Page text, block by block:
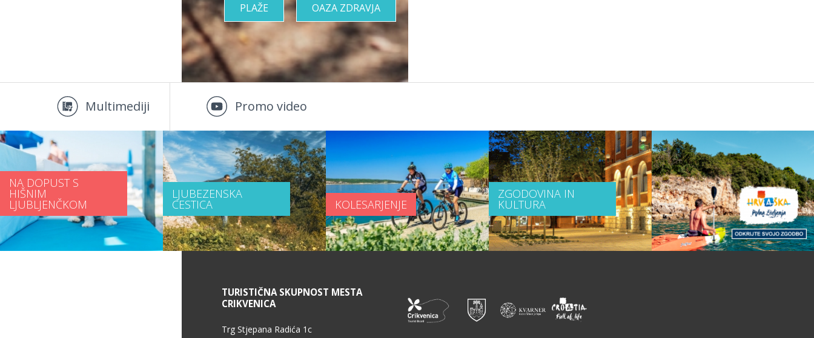
OAZA ZDRAVJA
PLAŽE
Multimediji Promo video
NA DOPUST S
HIŠNIM
LJUBLJENČKOM
LJUBEZENSKA
CESTICA KOLESARJENJE
ZGODOVINA IN
KULTURA
TURISTIČNA SKUPNOST MESTA
CRIKVENICA
Trg Stjepana Radića 1c